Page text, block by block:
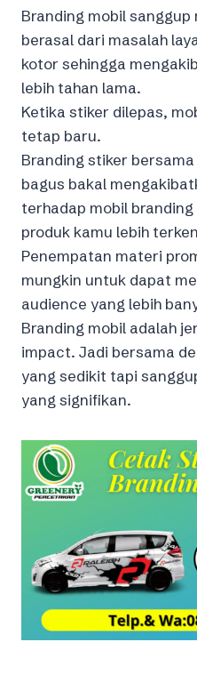
Branding mobil
berasal dari masalah
kotor sehingga
lebih tahan lama.
Ketika stiker dilepas,
tetap baru.
Branding stiker
bagus bakal
terhadap mobil
produk kamu lebih
Penempatan materi
mungkin untuk dapat
audience yang lebih
Branding mobil adalah
impact. Jadi bersama
yang sedikit tapi
yang signifikan.